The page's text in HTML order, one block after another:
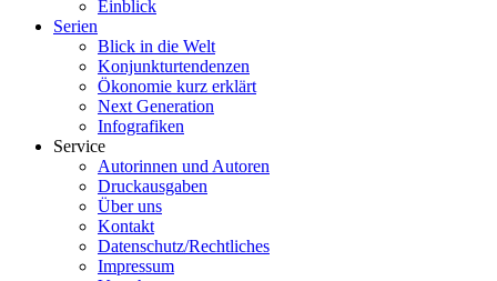
Einblick
Serien
Blick in die Welt
Konjunkturtendenzen
Ökonomie kurz erklärt
Next Generation
Infografiken
Service
Autorinnen und Autoren
Druckausgaben
Über uns
Kontakt
Datenschutz/Rechtliches
Impressum